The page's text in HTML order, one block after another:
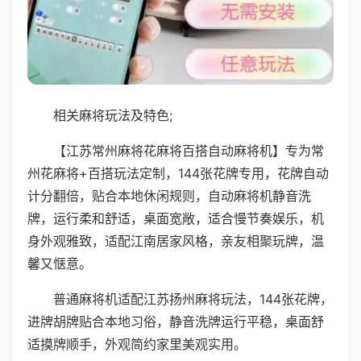
相关麻将玩法及特色;
【江苏常州麻将花麻将百搭自动麻将机】专为常
州花麻将+百搭玩法定制，144张花牌专用，花牌自动
计分翻倍，贴合本地休闲规则，自动麻将机静音洗
牌，运行柔和舒适，桌面宽敞，适合慢节奏娱乐，机
身外观雅致，适配江南居家风格，亲友相聚玩牌，温
馨又惬意。
普通麻将机适配江苏扬州麻将玩法，144张花牌，
进牌胡牌贴合本地习俗，静音洗牌运行平稳，桌面舒
适摸牌顺手，外观简约家里美观实用。